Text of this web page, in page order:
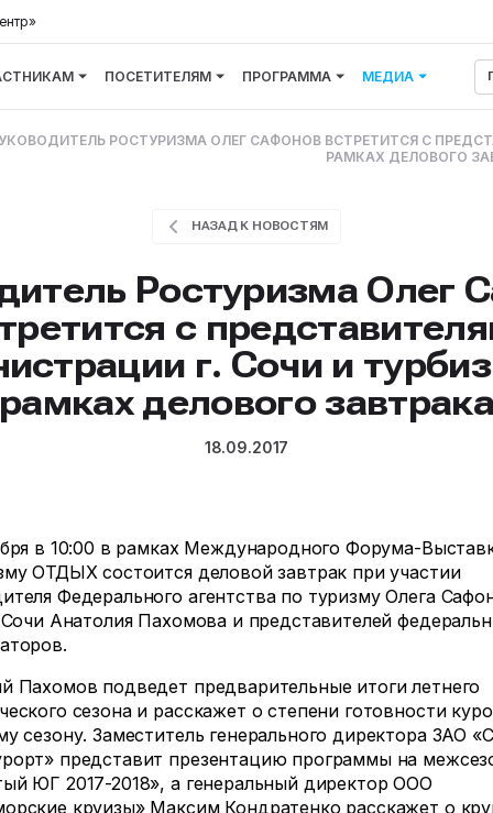
ПОСЕТИТЕЛЯМ ПРОГРАММА МЕДИА
РОСТУРИЗМА ОЛЕГ САФОНОВ ВСТРЕТИТСЯ С
РАМКАХ ДЕЛОВОГО
НАЗАД К НОВОСТЯМ
Ростуризма Олег
с
г. Сочи и
рамках делового завтрака
18.09.2017
в 10:00 в рамках Международного Форума-
ОТДЫХ состоится деловой завтрак при участии
Федерального агентства по туризму Олега
Сочи Анатолия Пахомова и представителей
Пахомов подведет предварительные итоги летнего
сезона и расскажет о степени готовности
сезону. Заместитель генерального директора ЗАО
представит презентацию программы на
ЮГ 2017-2018», а генеральный директор ООО
круизы» Максим Кондратенко расскажет о